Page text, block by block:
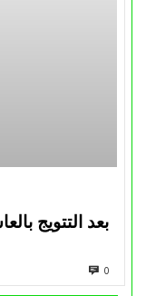
بعد التتويج
0